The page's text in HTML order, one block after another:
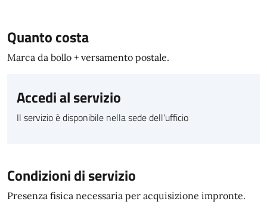
Quanto costa
Marca da bollo + versamento postale.
Accedi al servizio
Il servizio è disponibile nella sede dell'ufficio
Condizioni di servizio
Presenza fisica necessaria per acquisizione impronte.